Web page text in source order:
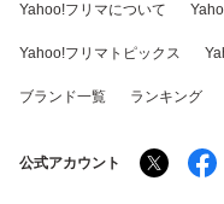
Yahoo!フリマについて
Yahoo!フリマトピックス
ブランド一覧 ランキング
公式アカウント